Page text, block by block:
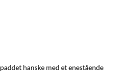
hanske med et enestående